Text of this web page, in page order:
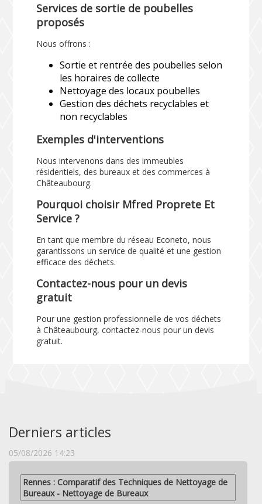
Services de sortie de poubelles
proposés
Nous offrons :
Sortie et rentrée des poubelles selon
les horaires de collecte
Nettoyage des locaux poubelles
Gestion des déchets recyclables et
non recyclables
Exemples d'interventions
Nous intervenons dans des immeubles
résidentiels, des bureaux et des commerces à
Châteaubourg.
Pourquoi choisir Mfred Proprete Et
Service ?
En tant que membre du réseau Econeto, nous
garantissons un service de qualité et une gestion
efficace des déchets.
Contactez-nous pour un devis
gratuit
Pour une gestion professionnelle de vos déchets
à Châteaubourg, contactez-nous pour un devis
gratuit.
Derniers articles
05/08/2026 14:23
Rennes : Comparatif des Techniques de Nettoyage de
Bureaux - Nettoyage de Bureaux